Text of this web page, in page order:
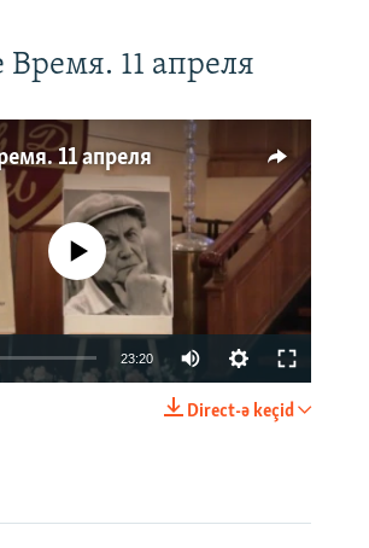
11 апреля
11 апреля
source currently available
23:20
Direct-ə keçid